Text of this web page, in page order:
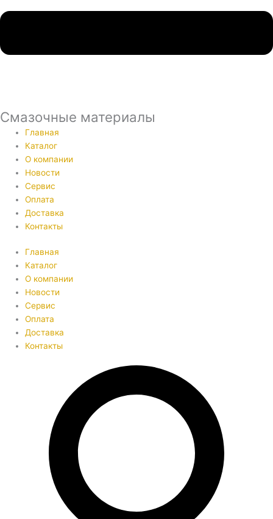
Смазочные материалы
Главная
Каталог
О компании
Новости
Сервис
Оплата
Доставка
Контакты
Главная
Каталог
О компании
Новости
Сервис
Оплата
Доставка
Контакты